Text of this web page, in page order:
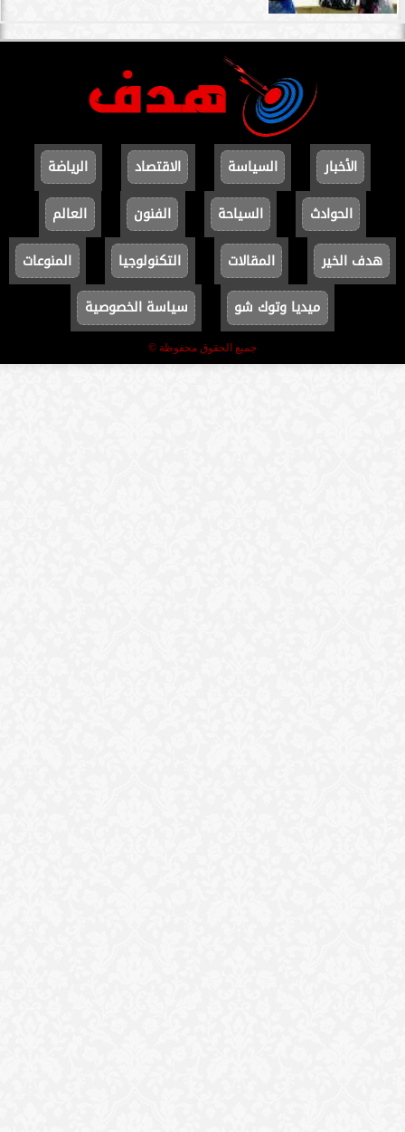
الأخبار السياسة الاقتصاد
الرياضة
الحوادث
السياحة الفنون
العالم
هدف الخير
المقالات التكنولوجيا
المنوعات
ميديا وتوك شو
سياسة الخصوصية
جميع الحقوق محفوظة ©